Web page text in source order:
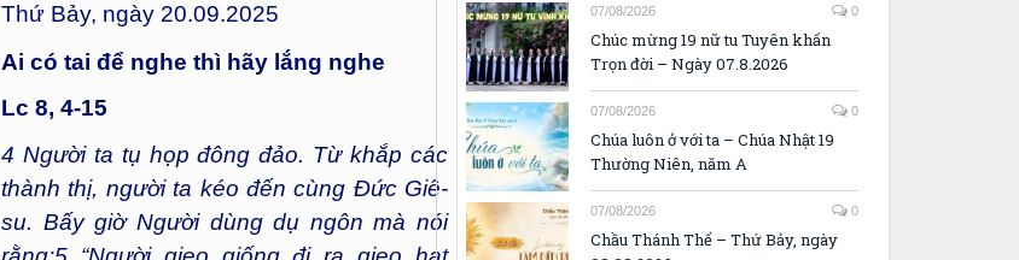
Thứ Bảy, ngày 20.09.2025
Ai có tai để nghe thì hãy lắng nghe
Lc 8, 4-15
4 Người ta tụ họp đông đảo. Từ khắp các
thành thị, người ta kéo đến cùng Đức Giê-
su. Bấy giờ Người dùng dụ ngôn mà nói
07/08/2026 0
Chúc mừng 19 nữ tu Tuyên khấn
Trọn đời – Ngày 07.8.2026
07/08/2026 0
Chúa luôn ở với ta – Chúa Nhật 19
Thường Niên, năm A
07/08/2026 0
Chầu Thánh Thể – Thứ Bảy, ngày